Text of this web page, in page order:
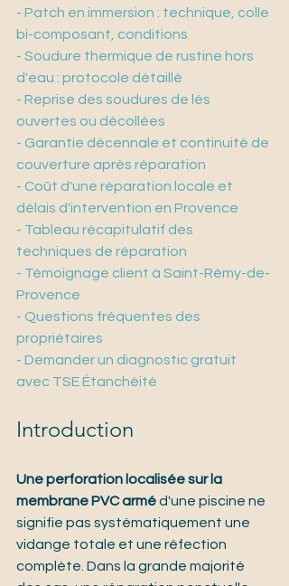
- Patch en immersion : technique, colle
bi-composant, conditions
- Soudure thermique de rustine hors
d'eau : protocole détaillé
- Reprise des soudures de lés
ouvertes ou décollées
- Garantie décennale et continuité de
couverture après réparation
- Coût d'une réparation locale et
délais d'intervention en Provence
- Tableau récapitulatif des
techniques de réparation
- Témoignage client à Saint-Rémy-de-
Provence
- Questions fréquentes des
propriétaires
- Demander un diagnostic gratuit
avec TSE Étanchéité
Introduction
Une perforation localisée sur la
membrane PVC armé d'une piscine ne
signifie pas systématiquement une
vidange totale et une réfection
complète. Dans la grande majorité